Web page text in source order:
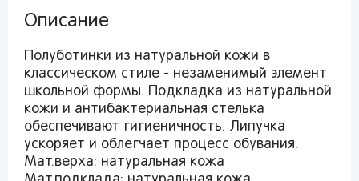
Описание
Полуботинки из натуральной кожи в
классическом стиле - незаменимый элемент
школьной формы. Подкладка из натуральной
кожи и антибактериальная стелька
обеспечивают гигиеничность. Липучка
ускоряет и облегчает процесс обувания.
Мат.верха: натуральная кожа
Вы сможете отслеживать статус своих
заказов и получать индивидуальные
рекомендации